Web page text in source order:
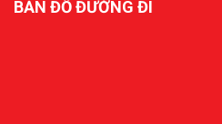
BẢN ĐỒ ĐƯỜNG ĐI